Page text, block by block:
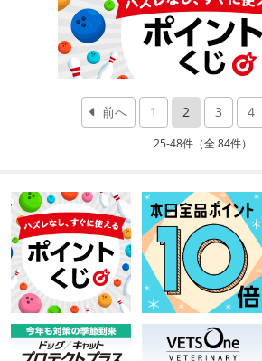
前へ 1 2 3 4
25-48件（全 84件）